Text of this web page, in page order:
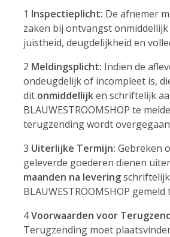
1 Inspectieplicht: De afnemer
zaken bij ontvangst
juistheid, deugdelijkheid en
2 Meldingsplicht: Indien de
ondeugdelijk of incompleet is,
dit onmiddellijken schriftelijk
BLAUWESTROOMSHOP te
terugzending wordt
3 Uiterlijke Termijn: Gebreken
geleverde goederen dienen
maanden na levering
BLAUWESTROOMSHOP gemeld
4Voorwaarden voor
Terugzending moet